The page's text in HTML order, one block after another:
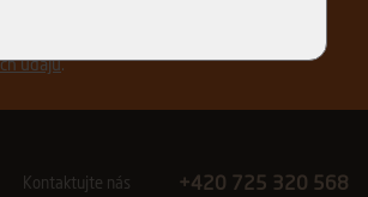
údajů.
Kontaktujte nás
+420 725 320 568